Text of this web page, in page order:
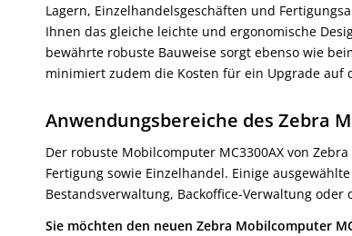
Lagern, Einzelhandelsgeschäften und
Ihnen das gleiche leichte und ergonomische
bewährte robuste Bauweise sorgt ebenso wie
minimiert zudem die Kosten für ein Upgrade auf
Anwendungsbereiche des Zebra
Der robuste Mobilcomputer MC3300AX von
Fertigung sowie Einzelhandel. Einige
Bestandsverwaltung, Backoffice-Verwaltung oder
Sie möchten den neuen Zebra Mobilcomputer